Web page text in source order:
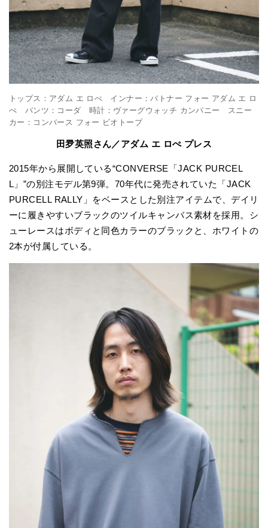
トップス：アダム エ ロぺ インナー：バトナー フォー アダム エ ロ
ぺ パンツ：コーダ 時計：ヴァーグウォッチ カンパニー スニー
カー：コンバース フォー ビオトープ
田夛英照さん／アダム エ ロぺ プレス
2015年から展開している“CONVERSE「JACK PURCEL
L」”の別注モデル第9弾。70年代に発売されていた「JACK
PURCELL RALLY」をベースとした別注アイテムで、デイリ
ーに履きやすいブラックのツイルキャンバス素材を採用。シ
ューレースはボディと同色カラーのブラックと、ホワイトの
2本が付属している。